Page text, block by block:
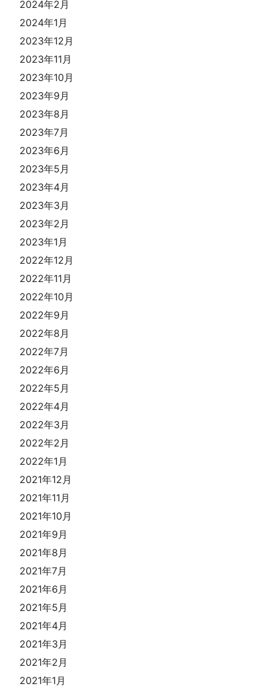
2024年2月
2024年1月
2023年12月
2023年11月
2023年10月
2023年9月
2023年8月
2023年7月
2023年6月
2023年5月
2023年4月
2023年3月
2023年2月
2023年1月
2022年12月
2022年11月
2022年10月
2022年9月
2022年8月
2022年7月
2022年6月
2022年5月
2022年4月
2022年3月
2022年2月
2022年1月
2021年12月
2021年11月
2021年10月
2021年9月
2021年8月
2021年7月
2021年6月
2021年5月
2021年4月
2021年3月
2021年2月
2021年1月